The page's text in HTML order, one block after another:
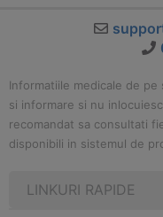
Informatiile medicale de
si informare si nu
recomandat sa consultati
disponibili in sistemul de
LINKURI RAPIDE